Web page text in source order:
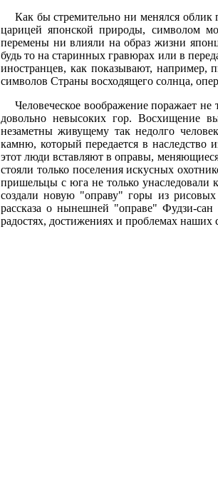
Как бы стремительно ни менялся облик
царицей японской природы, символом
перемены ни влияли на образ жизни
будь то на старинных гравюрах или в
иностранцев, как показывают, например,
символов Страны восходящего солнца,
Человеческое воображение поражает
довольно невысоких гор. Восхищение
незаметны живущему так недолго
камню, который передается в
этот люди вставляют в оправы,
стояли только поселения искусных
пришельцы с юга не только унаследовали
создали новую "оправу" горы из
рассказа о нынешней "оправе" Фудзи-сан
радостях, достижениях и проблемах